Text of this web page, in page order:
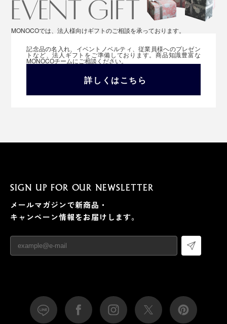
MONOCOでは、法人様向けギフトのご相談を承っております。
記念品の名入れ、イベントノベルティ、従業員様へのプレゼン
トなど、法人ギフトをご準備しております。商品知識豊富な
MONOCOチームにご相談ください。
詳しくはこちら
SIGN UP FOR OUR NEWSLETTER
メールマガジンで新商品・
キャンペーン情報をお届けします。